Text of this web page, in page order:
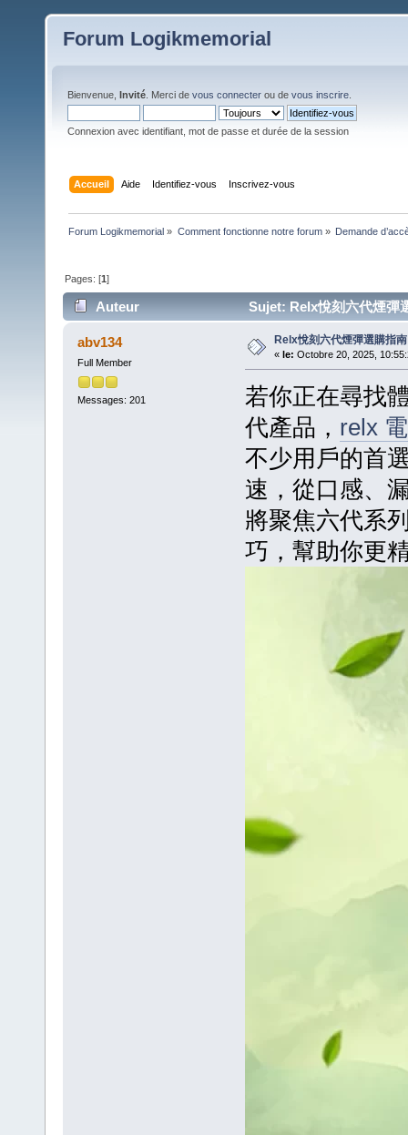
Forum Logikmemorial
Bienvenue, Invité . Merci de vous connecter ou de vous inscrire
Connexion avec identifiant, mot de passe et durée de la session
Accueil Aide Identifiez-vous Inscrivez-vous
Forum Logikmemorial » Comment fonctionne notre forum» Demande
Pages: [1]
Auteur Sujet: Relx悅刻六代煙彈
abv134
Full Member
Messages: 201
Relx悅刻六代煙彈選購指南
« le: Octobre 20, 2025,
若你正在尋找
代產品， relx
不少用戶的首
速，從口感、
將聚焦六代系
巧，幫助你更